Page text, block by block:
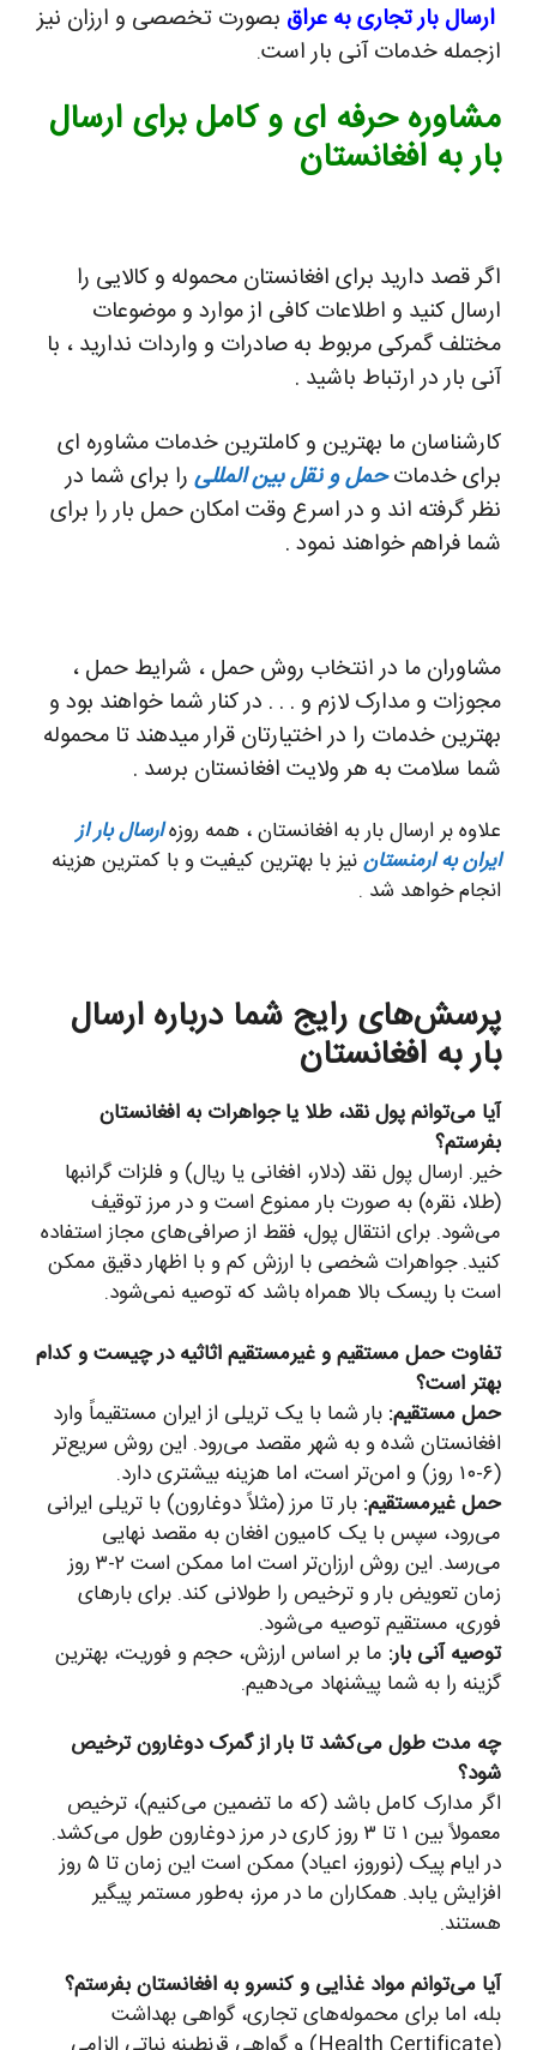
ارسال بار تجاری به عراق بصورت تخصصی و ارزان نیز
ازجمله خدمات آنی بار است.
مشاوره حرفه ای و کامل برای ارسال
بار به افغانستان
اگر قصد دارید برای افغانستان محموله و کالایی را
ارسال کنید و اطلاعات کافی از موارد و موضوعات
مختلف گمرکی مربوط به صادرات و واردات ندارید ، با
آنی بار در ارتباط باشید .
کارشناسان ما بهترین و کاملترین خدمات مشاوره ای
برای خدماتحمل و نقل بین المللی را برای شما در
نظر گرفته اند و در اسرع وقت امکان حمل بار را برای
شما فراهم خواهند نمود .
مشاوران ما در انتخاب روش حمل ، شرایط حمل ،
مجوزات و مدارک لازم و . . . در کنار شما خواهند بود و
بهترین خدمات را در اختیارتان قرار میدهند تا محموله
شما سلامت به هر ولایت افغانستان برسد .
علاوه بر ارسال بار به افغانستان ، همه روزهارسال بار از
ایران به ارمنستاننیز با بهترین کیفیت و با کمترین هزینه
انجام خواهد شد .
پرسش‌های رایج شما درباره ارسال
بار به افغانستان
آیا می‌توانم پول نقد، طلا یا جواهرات به افغانستان
بفرستم؟
خیر. ارسال پول نقد (دلار، افغانی یا ریال) و فلزات گرانبها
(طلا، نقره) به صورت بار ممنوع است و در مرز توقیف
می‌شود. برای انتقال پول، فقط از صرافی‌های مجاز استفاده
کنید. جواهرات شخصی با ارزش کم و با اظهار دقیق ممکن
است با ریسک بالا همراه باشد که توصیه نمی‌شود.
تفاوت حمل مستقیم و غیرمستقیم اثاثیه در چیست و کدام
بهتر است؟
حمل مستقیم: بار شما با یک تریلی از ایران مستقیماً وارد
افغانستان شده و به شهر مقصد می‌رود. این روش سریع‌تر
(۶-۱۰ روز) و امن‌تر است، اما هزینه بیشتری دارد.
حمل غیرمستقیم: بار تا مرز (مثلاً دوغارون) با تریلی ایرانی
می‌رود، سپس با یک کامیون افغان به مقصد نهایی
می‌رسد. این روش ارزان‌تر است اما ممکن است ۲-۳ روز
زمان تعویض بار و ترخیص را طولانی کند. برای بارهای
فوری، مستقیم توصیه می‌شود.
توصیه آنی بار: ما بر اساس ارزش، حجم و فوریت، بهترین
گزینه را به شما پیشنهاد می‌دهیم.
چه مدت طول می‌کشد تا بار از گمرک دوغارون ترخیص
شود؟
اگر مدارک کامل باشد (که ما تضمین می‌کنیم)، ترخیص
معمولاً بین ۱ تا ۳ روز کاری در مرز دوغارون طول می‌کشد.
در ایام پیک (نوروز، اعیاد) ممکن است این زمان تا ۵ روز
افزایش یابد. همکاران ما در مرز، به‌طور مستمر پیگیر
هستند.
آیا می‌توانم مواد غذایی و کنسرو به افغانستان بفرستم؟
بله، اما برای محموله‌های تجاری، گواهی بهداشت